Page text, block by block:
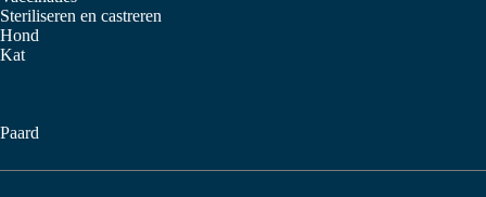
Steriliseren en castreren
Hond
Kat
Paard